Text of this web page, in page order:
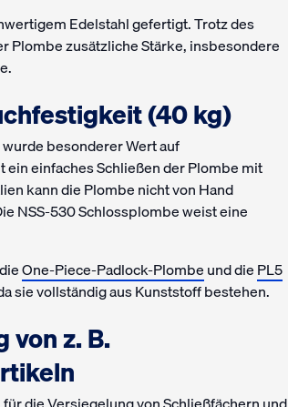
Edelstahl gefertigt. Trotz des
Plombe zusätzliche Stärke, insbesondere
(40 kg)
besonderer Wert auf
einfaches Schließen der Plombe mit
kann die Plombe nicht von Hand
NSS-530 Schlossplombe weist eine
One-Piece-Padlock-Plombeund diePL5
sie vollständig aus Kunststoff bestehen.
z. B.